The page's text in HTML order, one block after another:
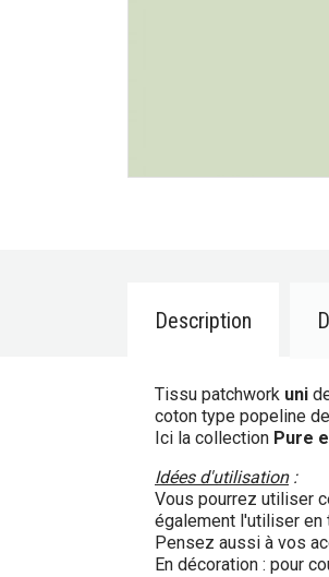
Description
Tissu patchwork uni
coton type popeline
Ici la collection Pure
Idées d'utilisation:
Vous pourrez utiliser
également l'utiliser en
Pensez aussi à vos
En décoration : pour